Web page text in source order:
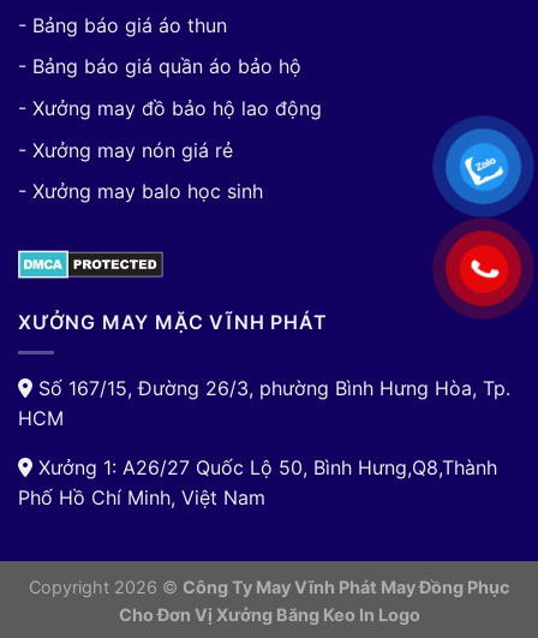
- Bảng báo giá áo thun
- Bảng báo giá quần áo bảo hộ
- Xưởng may đồ bảo hộ lao động
- Xưởng may nón giá rẻ
- Xưởng may balo học sinh
XƯỞNG MAY MẶC VĨNH PHÁT
Số 167/15, Đường 26/3, phường Bình Hưng Hòa, Tp.
HCM
Xưởng 1: A26/27 Quốc Lộ 50, Bình Hưng,Q8,Thành
Phố Hồ Chí Minh, Việt Nam
Copyright 2026 © Công Ty May Vĩnh Phát May Đồng Phục
Cho Đơn Vị Xưởng Băng Keo In Logo